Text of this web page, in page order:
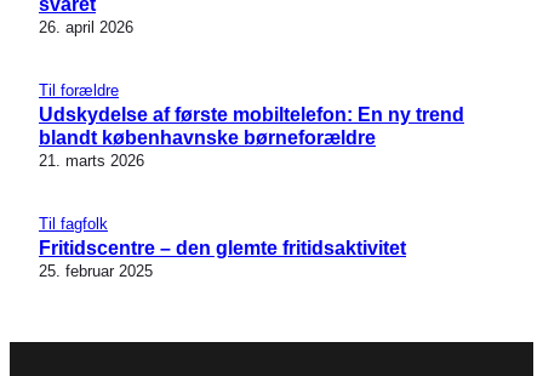
26. april 2026
Til forældre
Udskydelse af første mobiltelefon: En ny trend
blandt københavnske børneforældre
21. marts 2026
Til fagfolk
Fritidscentre – den glemte fritidsaktivitet
25. februar 2025